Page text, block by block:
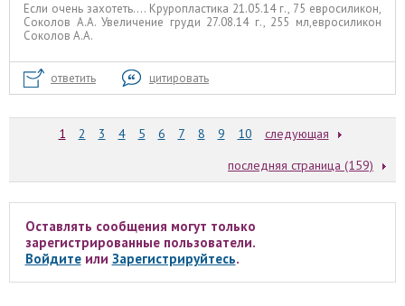
Если очень захотеть.... Круропластика 21.05.14 г., 75 евросиликон,
Соколов А.А. Увеличение груди 27.08.14 г., 255 мл,евросиликон
Соколов А.А.
ответить цитировать
1 2 3 4 5 6 7 8 9 10
следующая
последняя страница (159)
Оставлять сообщения могут только
зарегистрированные пользователи.
Войдитеили Зарегистрируйтесь.